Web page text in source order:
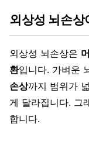
외상성 뇌손상
외상성 뇌손상은
환입니다. 가벼운
손상까지 범위가
게 달라집니다. 그
합니다.